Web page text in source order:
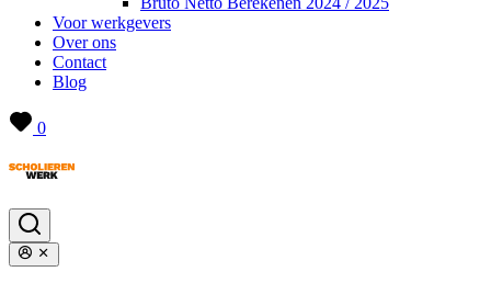
Voor werkgevers
Over ons
Contact
Blog
0